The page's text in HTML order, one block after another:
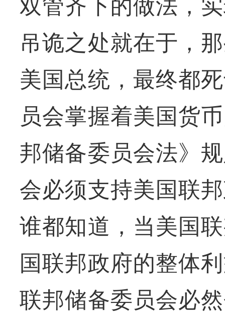
双管齐下的做法，
吊诡之处就在于，
美国总统，最终都
员会掌握着美国货
邦储备委员会法》
会必须支持美国联
谁都知道，当美国
国联邦政府的整体
联邦储备委员会必